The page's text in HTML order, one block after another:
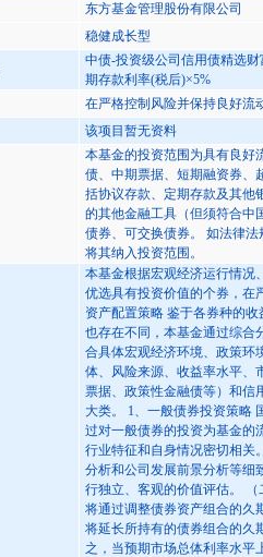
东方基金管理股份有限公司
稳健成长型
中债-投资级公司信用债精选
期存款利率(税后)×5%
在严格控制风险并保持良好流
该项目暂无资料
本基金的投资范围为具有良好
债、中期票据、短期融资券、
括协议存款、定期存款及其他
的其他金融工具（但须符合中
债券、可交换债券。 如法律
将其纳入投资范围。
本基金根据宏观经济运行情况
优选具有投资价值的个券，在
资产配置策略 鉴于各券种的
也存在不同，本基金通过综合
合具体宏观经济环境、政策环
体、风险来源、收益率水平、
票据、政策性金融债等）和信
大类。 1、一般债券投资策略
过对一般债券的投资为基金的
行业特征和自身情况密切相关
分析和公司发展前景分析等细
行独立、客观的价值评估。
将通过调整债券资产组合的久
将延长所持有的债券组合的久
之，当预期市场总体利率水平